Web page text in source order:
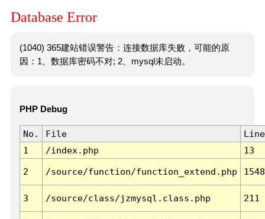
Database Error
(1040) 365建站错误警告：连接数据库失败，可能的原
因：1、数据库密码不对; 2、mysql未启动。
PHP Debug
No. File
Line
1
/index.php 13
2 /source/function/function_extend.php 1548
3 /source/class/jzmysql.class.php 211